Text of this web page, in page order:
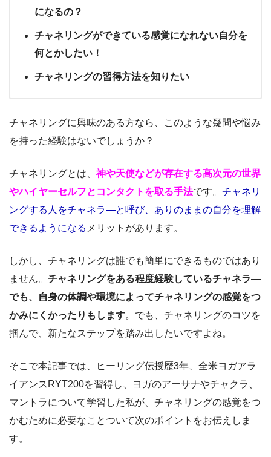
になるの？
チャネリングができている感覚になれない自分を
何とかしたい！
チャネリングの習得方法を知りたい
チャネリングに興味のある方なら、このような疑問や悩み
を持った経験はないでしょうか？
チャネリングとは、神や天使などが存在する高次元の世界
やハイヤーセルフとコンタクトを取る手法です。 チャネリ
ングする人をチャネラ―と呼び、ありのままの自分を理解
できるようになる メリットがあります。
しかし、チャネリングは誰でも簡単にできるものではあり
ません。 チャネリングをある程度経験しているチャネラ―
でも、自身の体調や環境によってチャネリングの感覚をつ
かみにくかったりもします。でも、チャネリングのコツを
掴んで、新たなステップを踏み出したいですよね。
そこで本記事では、ヒーリング伝授歴3年、全米ヨガアラ
イアンスRYT200を習得し、ヨガのアーサナやチャクラ、
マントラについて学習した私が、チャネリングの感覚をつ
かむために必要なことついて次のポイントをお伝えしま
す。